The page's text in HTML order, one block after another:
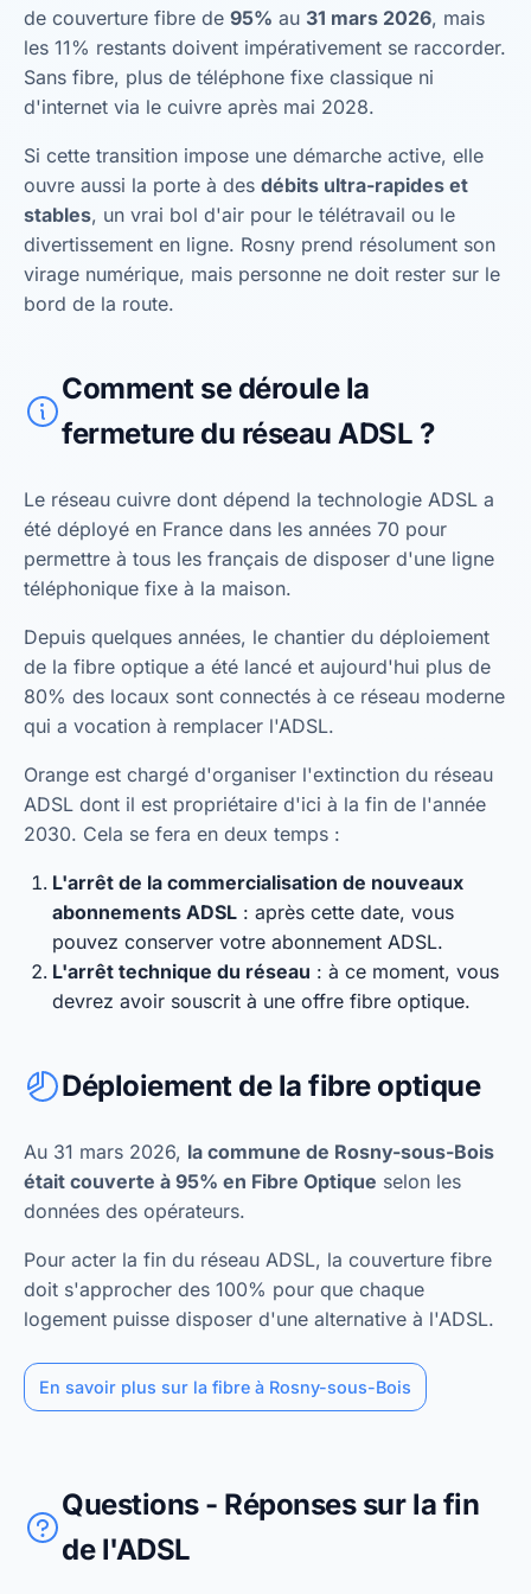
de couverture fibre de 95% au 31 mars 2026, mais
les 11% restants doivent impérativement se raccorder.
Sans fibre, plus de téléphone fixe classique ni
d'internet via le cuivre après mai 2028.
Si cette transition impose une démarche active, elle
ouvre aussi la porte à des débits ultra-rapides et
stables, un vrai bol d'air pour le télétravail ou le
divertissement en ligne. Rosny prend résolument son
virage numérique, mais personne ne doit rester sur le
bord de la route.
Comment se déroule la
fermeture du réseau ADSL ?
Le réseau cuivre dont dépend la technologie ADSL a
été déployé en France dans les années 70 pour
permettre à tous les français de disposer d'une ligne
téléphonique fixe à la maison.
Depuis quelques années, le chantier du déploiement
de la fibre optique a été lancé et aujourd'hui plus de
80% des locaux sont connectés à ce réseau moderne
qui a vocation à remplacer l'ADSL.
Orange est chargé d'organiser l'extinction du réseau
ADSL dont il est propriétaire d'ici à la fin de l'année
2030. Cela se fera en deux temps :
L'arrêt de la commercialisation de nouveaux
abonnements ADSL : après cette date, vous
pouvez conserver votre abonnement ADSL.
L'arrêt technique du réseau : à ce moment, vous
devrez avoir souscrit à une offre fibre optique.
Déploiement de la fibre optique
Au 31 mars 2026, la commune de Rosny-sous-Bois
était couverte à 95% en Fibre Optique selon les
données des opérateurs.
Pour acter la fin du réseau ADSL, la couverture fibre
doit s'approcher des 100% pour que chaque
logement puisse disposer d'une alternative à l'ADSL.
En savoir plus sur la fibre à Rosny-sous-Bois
Questions - Réponses sur la fin
de l'ADSL